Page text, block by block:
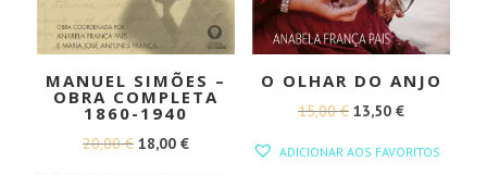
MANUEL SIMÕES –
OBRA COMPLETA
1860-1940
20,00€ O
18,00 €O
O OLHAR DO ANJO
15,00€ O
13,50 €O
ADICIONAR AOS FAVORITOS